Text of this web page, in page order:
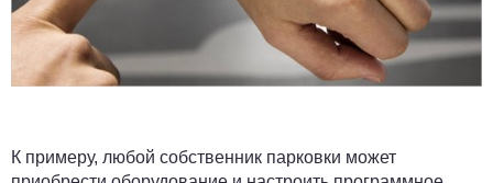
К примеру, любой собственник парковки может